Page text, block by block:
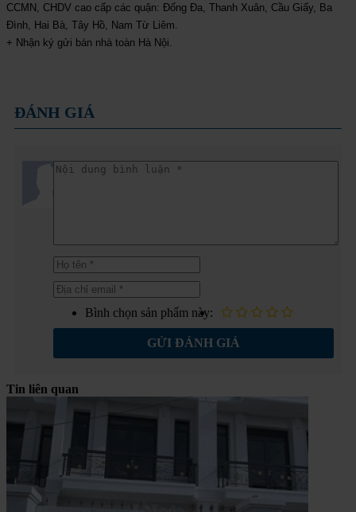
CCMN, CHDV cao cấp các quận: Đống Đa, Thanh Xuân, Cầu Giấy, Ba
Đình, Hai Bà, Tây Hồ, Nam Từ Liêm.
+ Nhận ký gửi bán nhà toàn Hà Nội.
ĐÁNH GIÁ
Bình chọn sản phẩm này:
GỬI ĐÁNH GIÁ
Tin liên quan